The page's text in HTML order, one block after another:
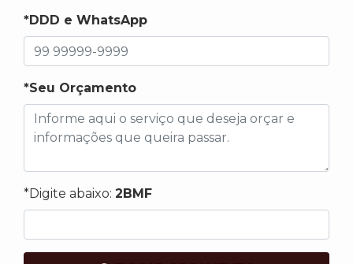
*DDD e WhatsApp
*Seu Orçamento
*Digite abaixo: 2BMF